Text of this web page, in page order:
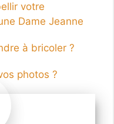
votre
Dame Jeanne
à bricoler ?
photos ?